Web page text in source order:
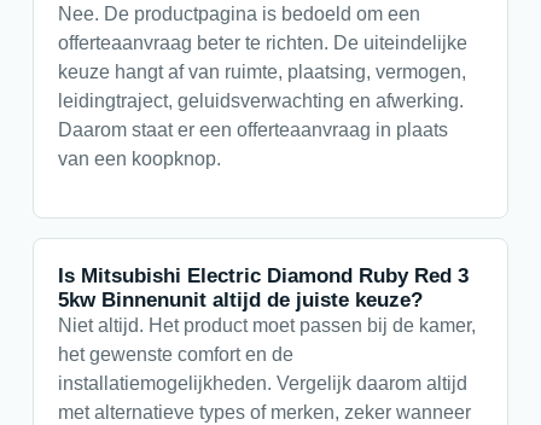
Nee. De productpagina is bedoeld om een
offerteaanvraag beter te richten. De uiteindelijke
keuze hangt af van ruimte, plaatsing, vermogen,
leidingtraject, geluidsverwachting en afwerking.
Daarom staat er een offerteaanvraag in plaats
van een koopknop.
Is Mitsubishi Electric Diamond Ruby Red 3
5kw Binnenunit altijd de juiste keuze?
Niet altijd. Het product moet passen bij de kamer,
het gewenste comfort en de
installatiemogelijkheden. Vergelijk daarom altijd
met alternatieve types of merken, zeker wanneer